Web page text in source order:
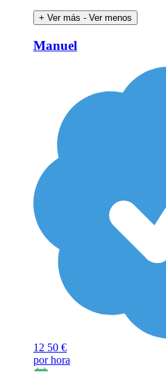
+ Ver más - Ver menos
Manuel
12 50 €
por hora